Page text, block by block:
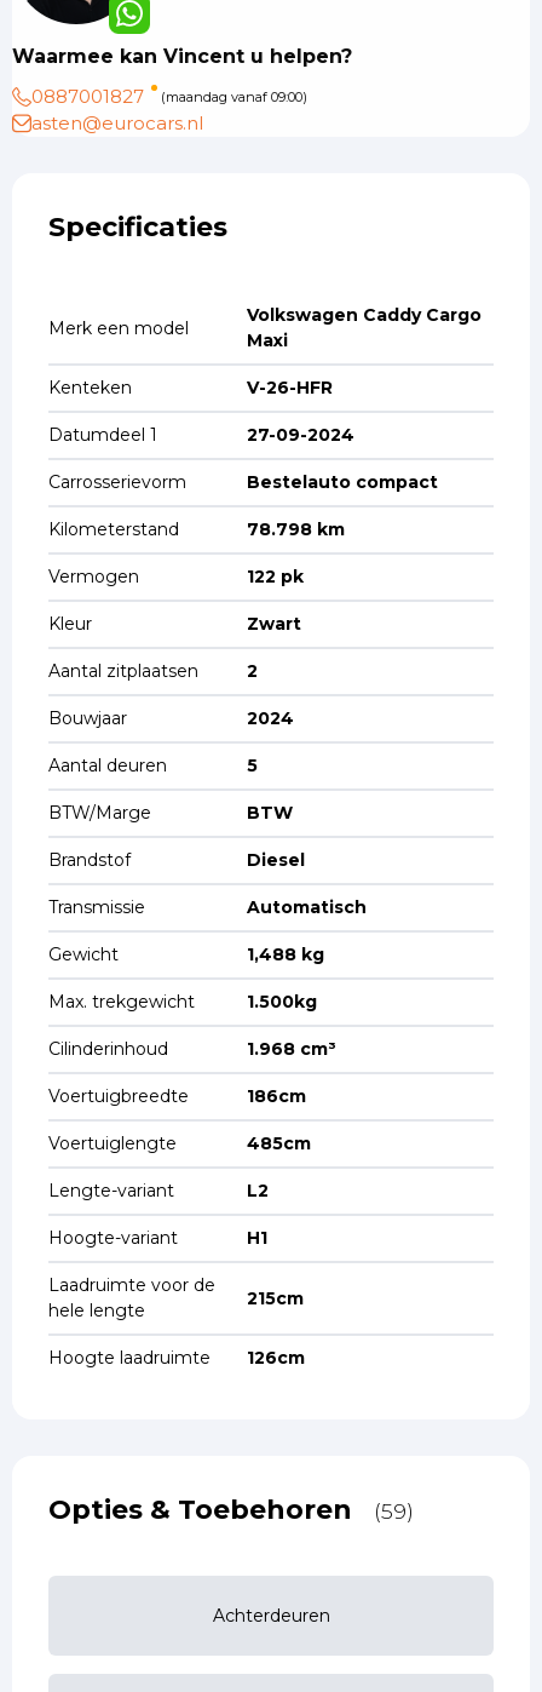
Waarmee kan Vincent u helpen?
0887001827
(maandag vanaf 09:00)
asten@eurocars.nl
Specificaties
Merk een model
Volkswagen Caddy Cargo
Maxi
Kenteken V-26-HFR
Datumdeel 1 27-09-2024
Carrosserievorm Bestelauto compact
Kilometerstand 78.798 km
Vermogen 122 pk
Kleur Zwart
Aantal zitplaatsen 2
Bouwjaar 2024
Aantal deuren 5
BTW/Marge BTW
Brandstof Diesel
Transmissie Automatisch
Gewicht 1,488 kg
Max. trekgewicht 1.500kg
Cilinderinhoud 1.968 cm³
Voertuigbreedte 186cm
Voertuiglengte 485cm
Lengte-variant L2
Hoogte-variant H1
Laadruimte voor de
hele lengte
215cm
Hoogte laadruimte 126cm
Opties & Toebehoren (59)
Achterdeuren